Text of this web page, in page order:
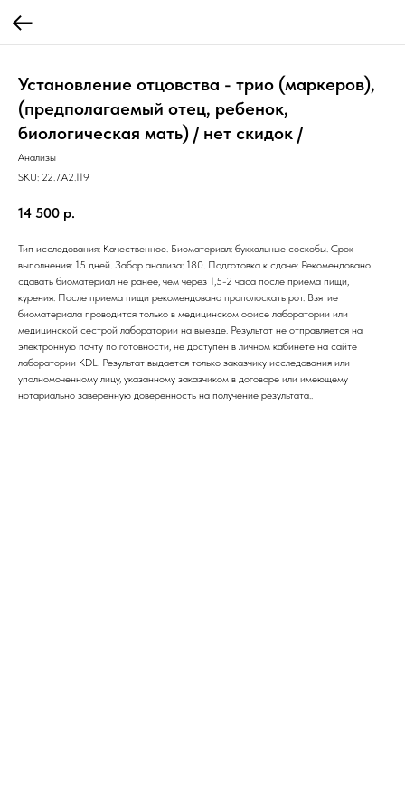
Установление отцовства - трио (маркеров),
(предполагаемый отец, ребенок,
биологическая мать) / нет скидок /
Анализы
SKU: 22.7.A2.119
14 500 р.
Тип исследования: Качественное. Биоматериал: буккальные соскобы. Срок
выполнения: 15 дней. Забор анализа: 180. Подготовка к сдаче: Рекомендовано
сдавать биоматериал не ранее, чем через 1,5-2 часа после приема пищи,
курения. После приема пищи рекомендовано прополоскать рот. Взятие
биоматериала проводится только в медицинском офисе лаборатории или
медицинской сестрой лаборатории на выезде. Результат не отправляется на
электронную почту по готовности, не доступен в личном кабинете на сайте
лаборатории KDL. Результат выдается только заказчику исследования или
уполномоченному лицу, указанному заказчиком в договоре или имеющему
нотариально заверенную доверенность на получение результата..